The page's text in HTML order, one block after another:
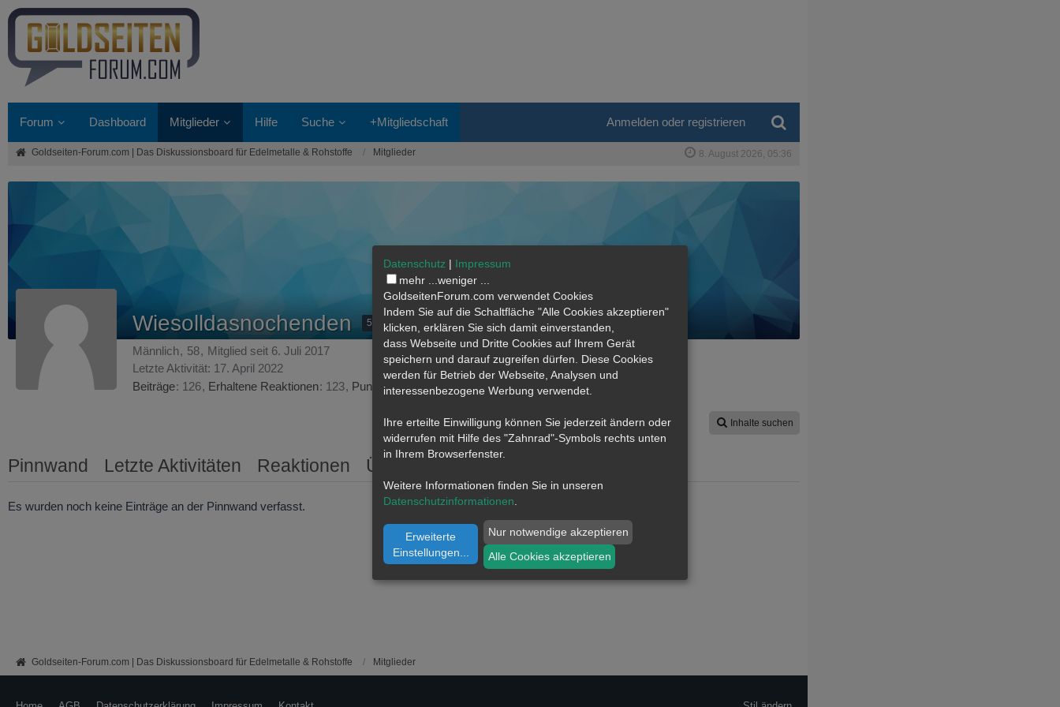
Forum Dashboard Mitglieder Hilfe Suche +Mitgliedschaft Anmelden oder registrieren
Goldseiten-Forum.com | Das Diskussionsboard für Edelmetalle & Rohstoffe Mitglieder
Goldseiten-Forum.com | Das Diskussionsboard für Edelmetalle & Rohstoffe Mitglieder 8. August 2026, 05:36
Wiesolldasnochenden 500g Mitglied
Männlich 58
Mitglied seit 6. Juli 2017
Letzte Aktivität: 17. April 2022
Beiträge 126 Erhaltene Reaktionen 123 Punkte 788 Profil-Aufrufe 51.234
Inhalte suchen
Pinnwand Letzte Aktivitäten Reaktionen Über mich
Es wurden noch keine Einträge an der Pinnwand verfasst.
Datenschutz | Impressum
mehr ... weniger ...
GoldseitenForum.com verwendet Cookies
Indem Sie auf die Schaltfläche "Alle Cookies akzeptieren"
klicken, erklären Sie sich damit einverstanden,
dass Webseite und Dritte Cookies auf Ihrem Gerät
speichern und darauf zugreifen dürfen. Diese Cookies
werden für Betrieb der Webseite, Analysen und
interessenbezogene Werbung verwendet.
Ihre erteilte Einwilligung können Sie jederzeit ändern oder
widerrufen mit Hilfe des "Zahnrad"-Symbols rechts unten
in Ihrem Browserfenster.
Weitere Informationen finden Sie in unseren
Datenschutzinformationen
Erweiterte
Einstellungen
Nur notwendige akzeptieren
Alle Cookies akzeptieren